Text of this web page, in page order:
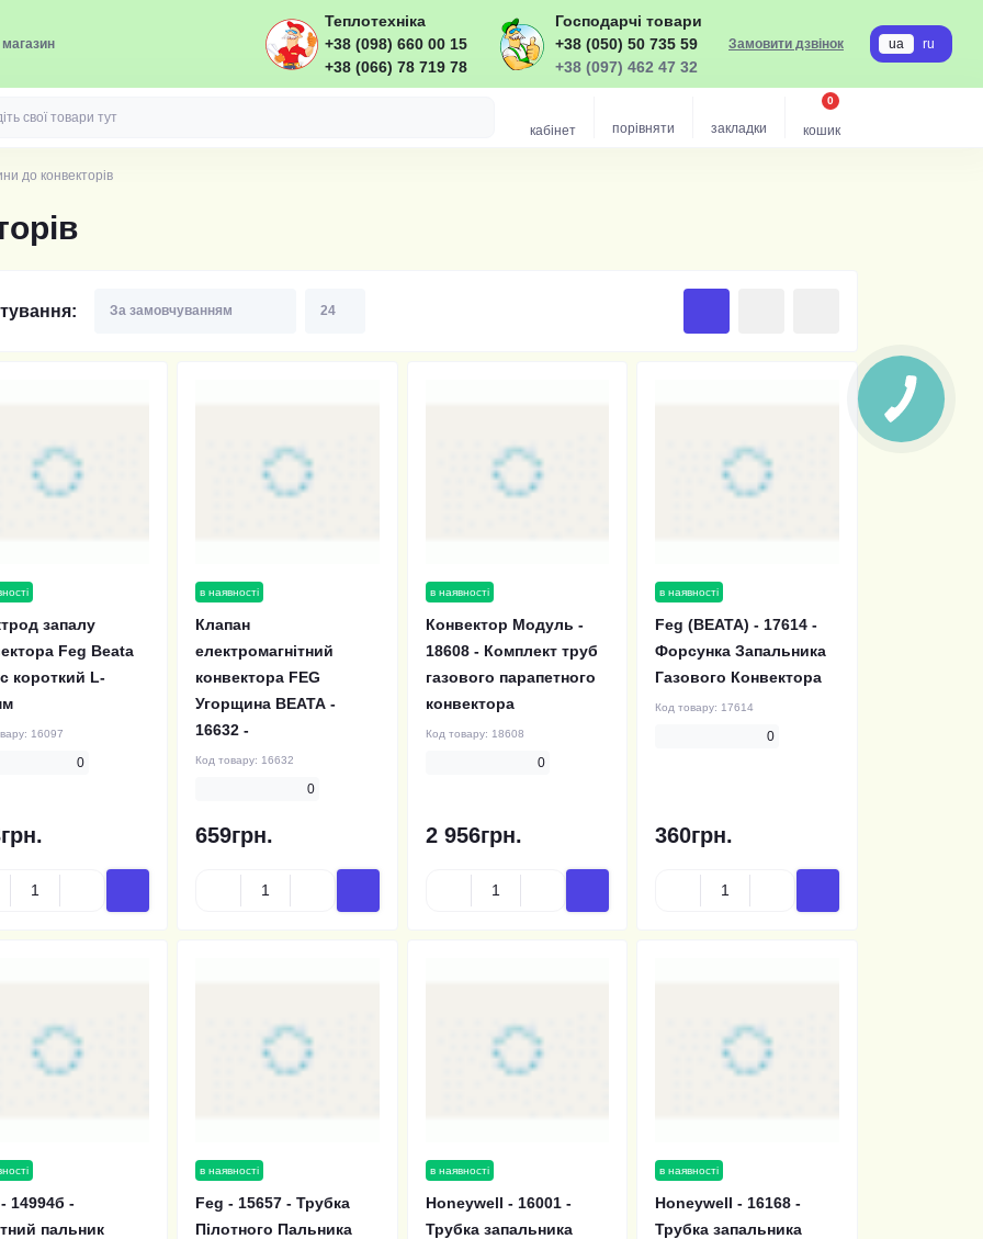
Теплотехніка
+38 (098) 660 00 15
+38 (066) 78 719 78
Господарчі товари
+38 (050) 50 735 59
+38 (097) 462 47 32
Замовити дзвінок ua ru
кабінет порівняти закладки кошик
0
до конвекторів
запалу
Feg Beata
короткий L-
16097
0
в наявності
Клапан
електромагнітний
конвектора FEG
Угорщина ВЕАТА -
16632 -
Код товару: 16632
0
659грн.
в наявності
Конвектор Модуль -
18608 - Комплект труб
газового парапетного
конвектора
Код товару: 18608
0
2 956грн.
в наявності
Feg (BEATA) - 17614 -
Форсунка Запальника
Газового Конвектора
Код товару: 17614
0
360грн.
14994б -
пальник
в наявності
Feg - 15657 - Трубка
Пілотного Пальника
в наявності
Honeywell - 16001 -
Трубка запальника
в наявності
Honeywell - 16168 -
Трубка запальника